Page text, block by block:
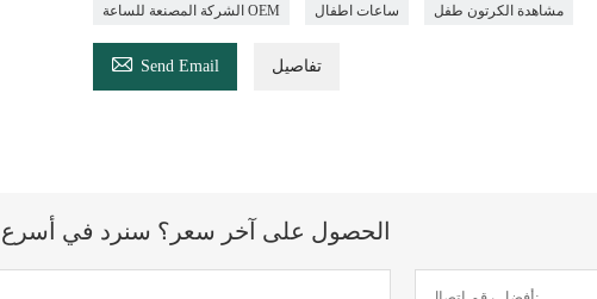
الشركة المصنعة للساعة OEM ساعات اطفال مشاهدة الكرتون طفل
 Send Email تفاصيل
الحصول على آخر سعر؟ سنرد في أسرع وقت